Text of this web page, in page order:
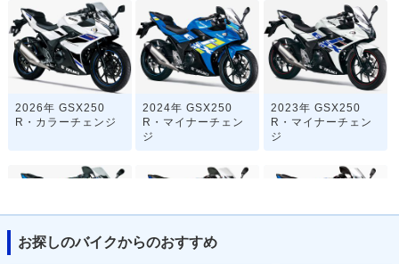
2026年 GSX250
R・カラーチェンジ
2024年 GSX250
R・マイナーチェン
ジ
2023年 GSX250
R・マイナーチェン
ジ
お探しのバイクからのおすすめ